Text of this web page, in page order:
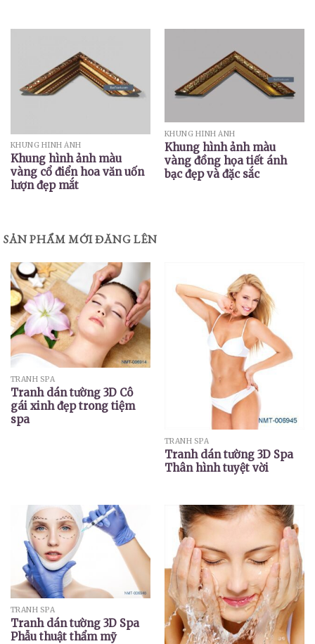
KHUNG HÌNH ẢNH
Khung hình ảnh màu
vàng cổ điển hoa văn uốn
lượn đẹp mắt
KHUNG HÌNH ẢNH
Khung hình ảnh màu
vàng đồng họa tiết ánh
bạc đẹp và đặc sắc
SẢN PHẨM MỚI ĐĂNG LÊN
TRANH SPA
Tranh dán tường 3D Cô
gái xinh đẹp trong tiệm
spa
TRANH SPA
Tranh dán tường 3D Spa
Thân hình tuyệt vời
TRANH SPA
Tranh dán tường 3D Spa
Phẫu thuật thẩm mỹ